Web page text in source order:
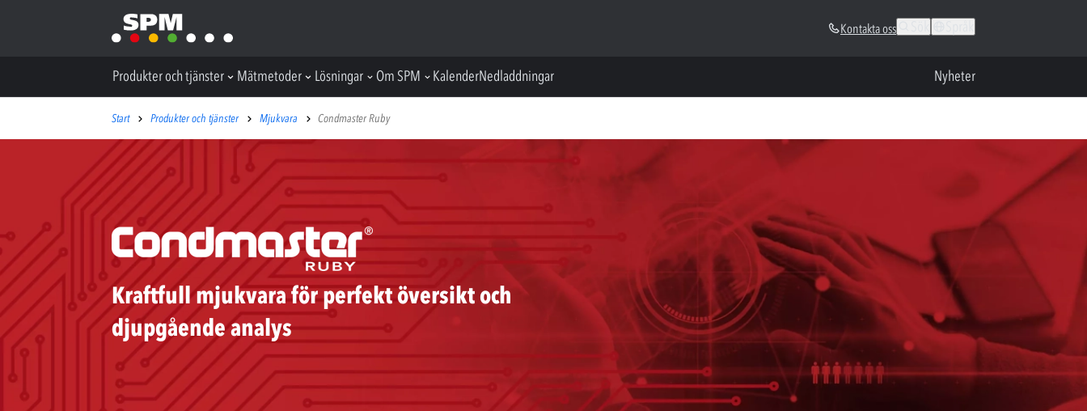
Kontakta oss
Produkter och tjänster Mätmetoder Lösningar Om SPM KalenderNedladdningar Nyheter
Start Produkter och tjänster Mjukvara Condmaster Ruby
Kraftfull mjukvara för perfekt översikt och
djupgående analys